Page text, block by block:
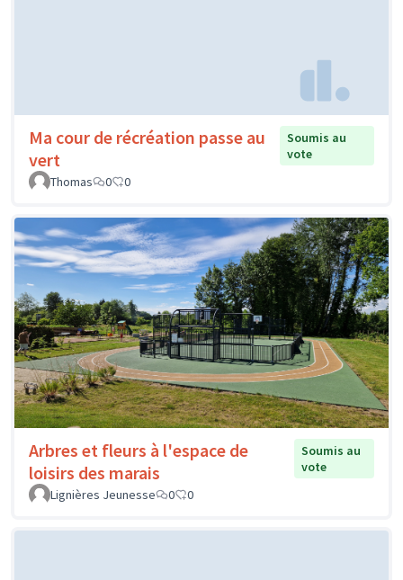
Ma cour de récréation passe au
vert
Soumis au
vote
Thomas
0 0
Arbres et fleurs à l'espace de
loisirs des marais
Soumis au
vote
Lignières Jeunesse
0 0